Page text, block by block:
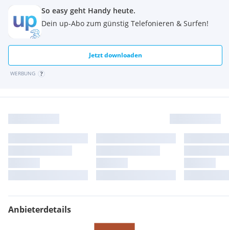
So easy geht Handy heute.
Dein up-Abo zum günstig Telefonieren & Surfen!
Jetzt downloaden
WERBUNG
Anbieterdetails